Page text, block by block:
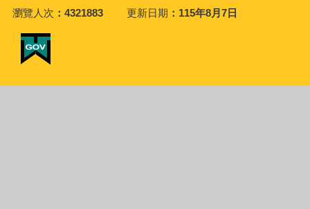
瀏覽人次 4321883 更新日期 115年8月7日